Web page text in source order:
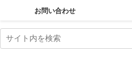
お問い合わせ